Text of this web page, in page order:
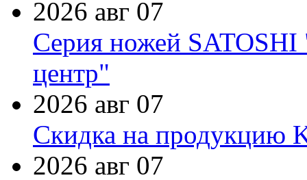
2026 авг 07
Серия ножей
центр"
2026 авг 07
Скидка на продукцию
2026 авг 07